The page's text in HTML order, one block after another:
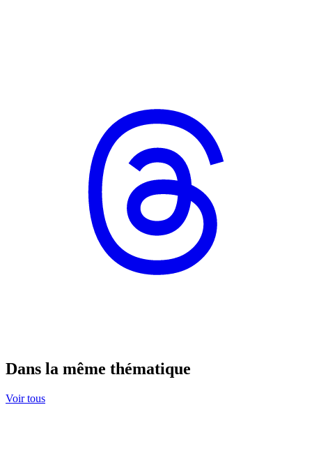
Dans la même thématique
Voir tous